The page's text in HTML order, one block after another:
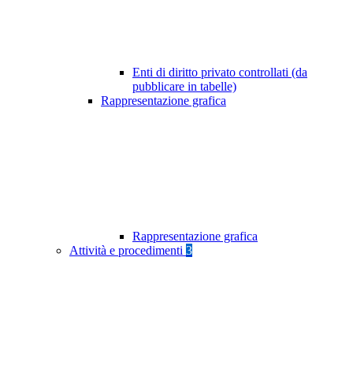
Enti di diritto privato controllati (da
pubblicare in tabelle)
Rappresentazione grafica
Rappresentazione grafica
Attività e procedimenti 3